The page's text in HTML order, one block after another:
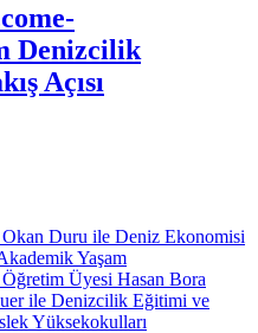
e-
Denizcilik
Açısı
Duru ile Deniz Ekonomisi
Yaşam
Üyesi Hasan Bora
ile Denizcilik Eğitimi ve
Yüksekokulları